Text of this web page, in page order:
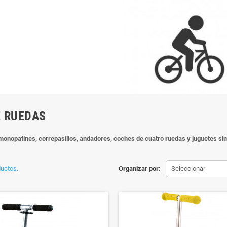
RUEDAS
correpasillos, andadores, coches de cuatro ruedas y juguetes
Organizar por: Seleccionar